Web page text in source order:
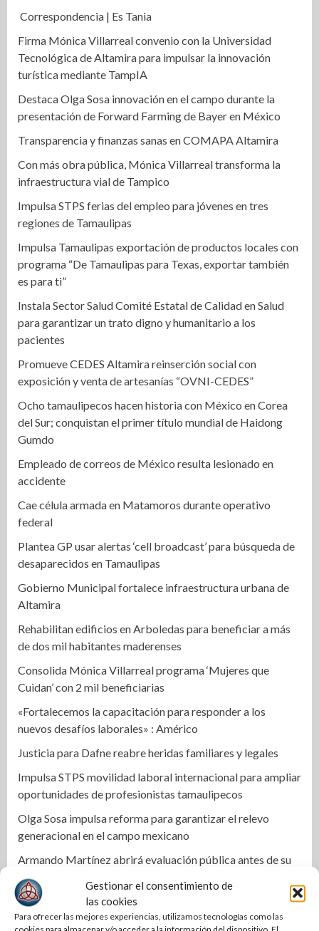
Gestionar el consentimiento de
las cookies
Para ofrecer las mejores experiencias, utilizamos tecnologías como las
cookies para almacenar y/o acceder a la información del dispositivo. El
Correspondencia | Es Tania
Firma Mónica Villarreal convenio con la Universidad
Tecnológica de Altamira para impulsar la innovación
turística mediante TampIA
Destaca Olga Sosa innovación en el campo durante la
presentación de Forward Farming de Bayer en México
Transparencia y finanzas sanas en COMAPA Altamira
Con más obra pública, Mónica Villarreal transforma la
infraestructura vial de Tampico
Impulsa STPS ferias del empleo para jóvenes en tres
regiones de Tamaulipas
Impulsa Tamaulipas exportación de productos locales con
programa “De Tamaulipas para Texas, exportar también
es para ti”
Instala Sector Salud Comité Estatal de Calidad en Salud
para garantizar un trato digno y humanitario a los
pacientes
Promueve CEDES Altamira reinserción social con
exposición y venta de artesanías “OVNI-CEDES”
Ocho tamaulipecos hacen historia con México en Corea
del Sur; conquistan el primer título mundial de Haidong
Gumdo
Empleado de correos de México resulta lesionado en
accidente
Cae célula armada en Matamoros durante operativo
federal
Plantea GP usar alertas ‘cell broadcast’ para búsqueda de
desaparecidos en Tamaulipas
Gobierno Municipal fortalece infraestructura urbana de
Altamira
Rehabilitan edificios en Arboledas para beneficiar a más
de dos mil habitantes maderenses
Consolida Mónica Villarreal programa ‘Mujeres que
Cuidan’ con 2 mil beneficiarias
«Fortalecemos la capacitación para responder a los
nuevos desafíos laborales» : Américo
Justicia para Dafne reabre heridas familiares y legales
Impulsa STPS movilidad laboral internacional para ampliar
oportunidades de profesionistas tamaulipecos
Olga Sosa impulsa reforma para garantizar el relevo
generacional en el campo mexicano
Armando Martínez abrirá evaluación pública antes de su
segundo informe
Altamira mantiene estrategia de seguridad pese al relevo
estatal